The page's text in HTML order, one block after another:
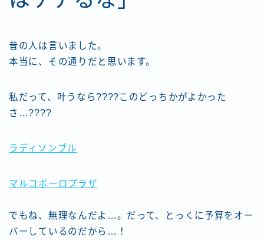
昔の人は言いました。
本当に、その通りだと思います。
私だって、叶うなら????このどっちかがよかった
さ…????
ラディソンブル
マルコポーロプラザ
でもね、無理なんだよ…。だって、とっくに予算をオー
バーしているのだから…！